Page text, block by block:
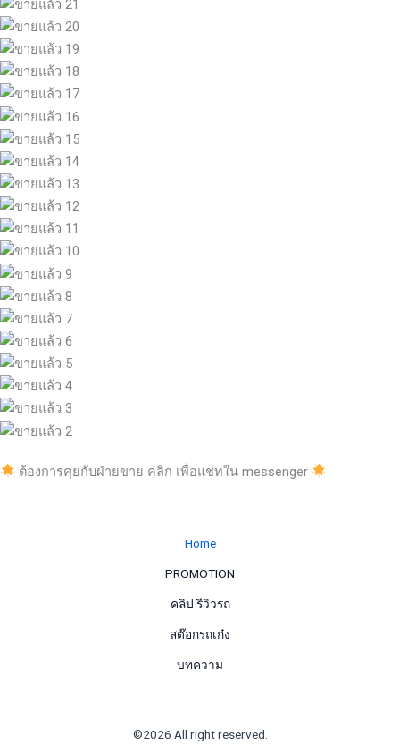
ต้องการคุยกับฝ่ายขาย คลิก เพื่อแชทใน messenger
Home
PROMOTION
คลิป รีวิวรถ
สต๊อกรถเก๋ง
บทความ
©2026 All right reserved.